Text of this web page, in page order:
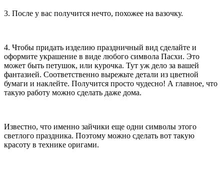
3. После у вас получится нечто, похожее на вазочку.
4. Чтобы придать изделию праздничный вид сделайте и
оформите украшение в виде любого символа Пасхи. Это
может быть петушок, или курочка. Тут уж дело за вашей
фантазией. Соответственно вырежьте детали из цветной
бумаги и наклейте. Получится просто чудесно! А главное, что
такую работу можно сделать даже дома.
Известно, что именно зайчики еще одни символы этого
светлого праздника. Поэтому можно сделать вот такую
красоту в технике оригами.